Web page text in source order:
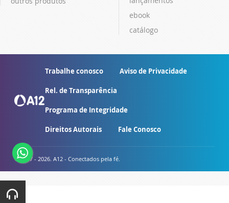
ebook
catálogo
Trabalhe conosco Aviso de Privacidade
Rel. de Transparência
Programa de Integridade
Direitos Autorais Fale Conosco
© 2007 - 2026. A12 - Conectados pela fé.